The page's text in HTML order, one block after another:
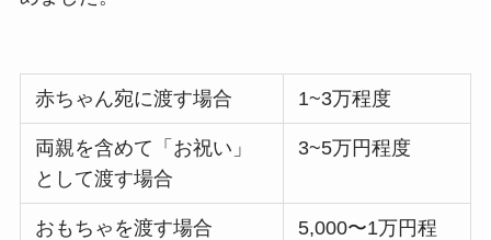
赤ちゃん宛に渡す場合 1~3万程度
両親を含めて「お祝い」
として渡す場合
3~5万円程度
おもちゃを渡す場合
5,000〜1万円程